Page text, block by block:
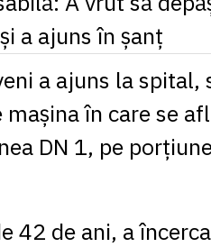
1 NOK= 0.4191
1 PLN= 1.1646
1 RSD= 0.0425
1 RUB= 0.0530
1 SEK= 0.4526
= 0.1141
1 UAH= 0.1048
= 5.9383
1 ZAR= 0.2318
a ajuns la spital,
în care se
DN 1, pe
42 de ani, a